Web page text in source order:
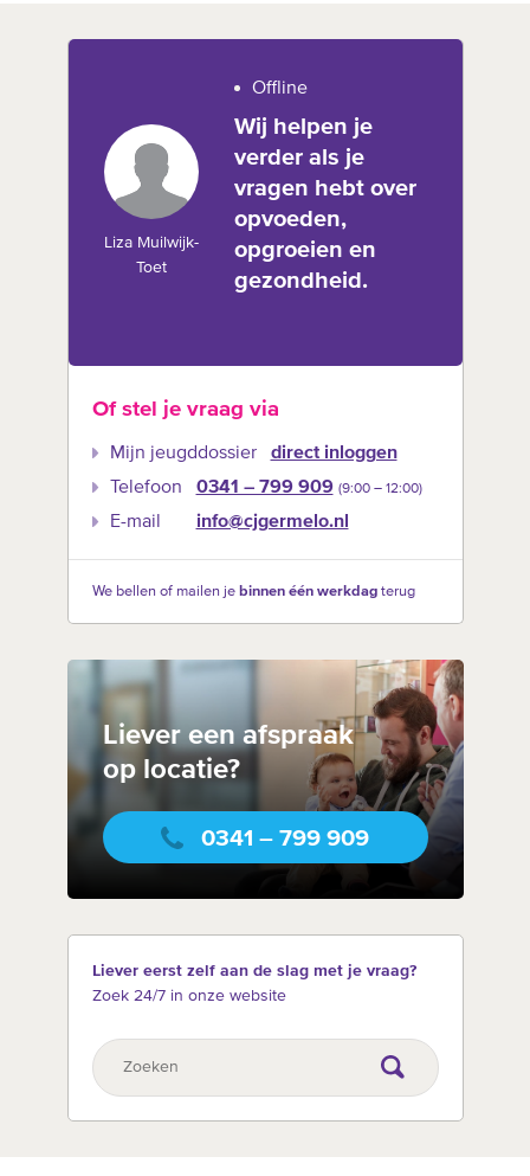
Liza Muilwijk-
Toet
Offline
Wij helpen je
verder als je
vragen hebt over
opvoeden,
opgroeien en
gezondheid.
Of stel je vraag via
Mijn jeugddossier
direct inloggen
Telefoon
0341 – 799 909 (9:00 –‍ 12:00)
E-mail info@cjgermelo.nl
We bellen of mailen je binnen één werkdagterug
Liever een afspraak
op locatie?
0341 – 799 909
Liever eerst zelf aan de slag met je vraag?
Zoek 24/7 in onze website